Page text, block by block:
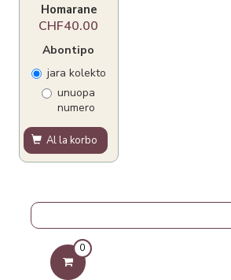
Homarane
CHF40.00
Abontipo
jara kolekto
unuopa
numero
Al la korbo
0